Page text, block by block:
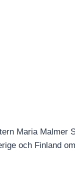
Maria Malmer
och Finland